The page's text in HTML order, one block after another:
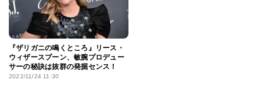
『ザリガニの鳴くところ』リース・
ウィザースプーン、敏腕プロデュー
サーの秘訣は抜群の発掘センス！
2022/11/24 11:30